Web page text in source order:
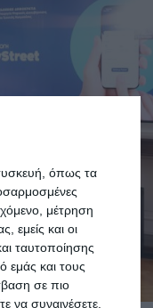
όπως τα
μέτρηση
εμείς και οι
ταυτοποίησης
εμάς και τους
σε πιο
να συναινέσετε.